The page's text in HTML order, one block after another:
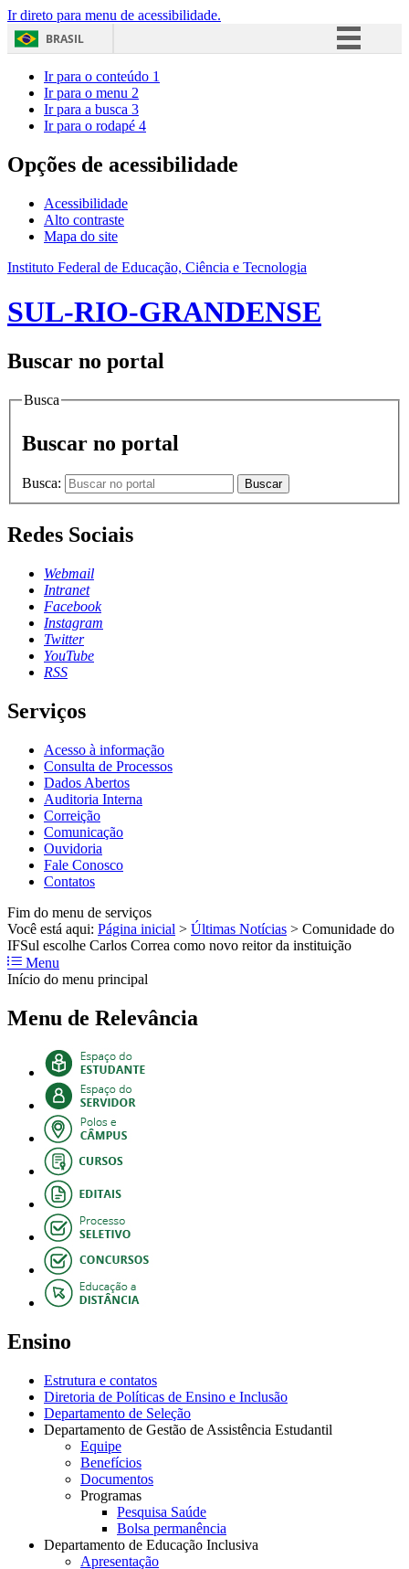
Ir direto para menu de acessibilidade.
BRASIL
Acesso à informação
Ir para o conteúdo 1
Ir para o menu 2
Ir para a busca 3
Ir para o rodapé 4
Opções de acessibilidade
Acessibilidade
Alto contraste
Mapa do site
Instituto Federal de Educação, Ciência e Tecnologia
SUL-RIO-GRANDENSE
Buscar no portal
Busca
Buscar no portal
Busca: Buscar
Redes Sociais
Webmail
Intranet
Facebook
Instagram
Twitter
YouTube
RSS
Serviços
Acesso à informação
Consulta de Processos
Dados Abertos
Auditoria Interna
Correição
Comunicação
Ouvidoria
Fale Conosco
Contatos
Fim do menu de serviços
Você está aqui: Página inicial > Últimas Notícias > Comunidade do
IFSul escolhe Carlos Correa como novo reitor da instituição
Menu
Início do menu principal
Menu de Relevância
Ensino
Estrutura e contatos
Diretoria de Políticas de Ensino e Inclusão
Departamento de Seleção
Departamento de Gestão de Assistência Estudantil
Equipe
Benefícios
Documentos
Programas
Pesquisa Saúde
Bolsa permanência
Departamento de Educação Inclusiva
Apresentação